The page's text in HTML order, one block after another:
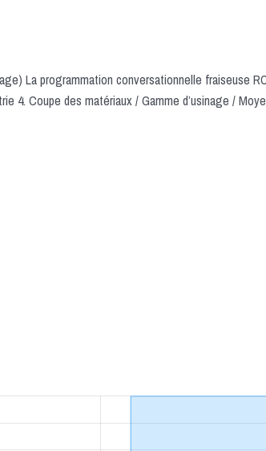
La programmation conversationnelle fraiseuse
4. Coupe des matériaux / Gamme d’usinage /